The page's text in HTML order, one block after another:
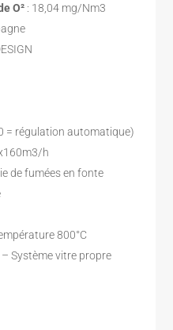
O² : 18,04 mg/Nm3
= régulation automatique)
h
de fumées en fonte
800°C
Système vitre propre